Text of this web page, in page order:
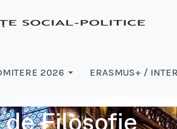
2026 ERASMUS+ /
Filosofie